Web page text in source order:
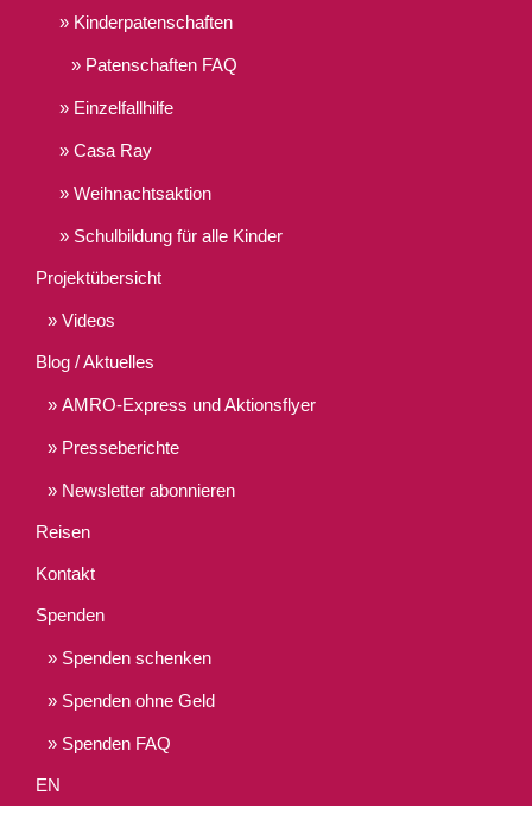
Kinderpatenschaften
Patenschaften FAQ
Einzelfallhilfe
Casa Ray
Weihnachtsaktion
Schulbildung für alle Kinder
Projektübersicht
Videos
Blog / Aktuelles
AMRO-Express und Aktionsflyer
Presseberichte
Newsletter abonnieren
Reisen
Kontakt
Spenden
Spenden schenken
Spenden ohne Geld
Spenden FAQ
EN